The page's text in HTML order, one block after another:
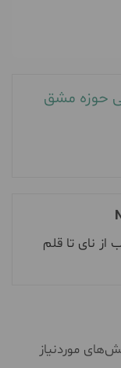
حوزه مشق
از نای تا قلم
موردنیاز